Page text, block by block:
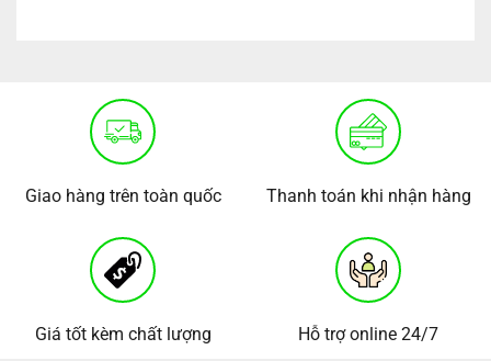
Giao hàng trên toàn quốc Thanh toán khi nhận hàng
Giá tốt kèm chất lượng Hỗ trợ online 24/7